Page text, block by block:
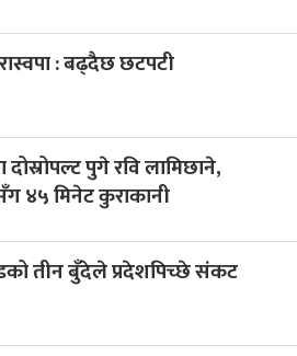
रास्वपा : बढ्दैछ छटपटी
दोस्रोपल्ट पुगे रवि लामिछाने,
४५ मिनेट कुराकानी
तीन बुँदेले प्रदेशपिच्छे संकट